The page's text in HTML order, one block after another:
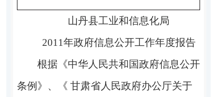
山丹县工业和信息化局
2011年政府信息公开工作年度报告
根据《中华人民共和国政府信息公开
条例》、《 甘肃省人民政府办公厅关于